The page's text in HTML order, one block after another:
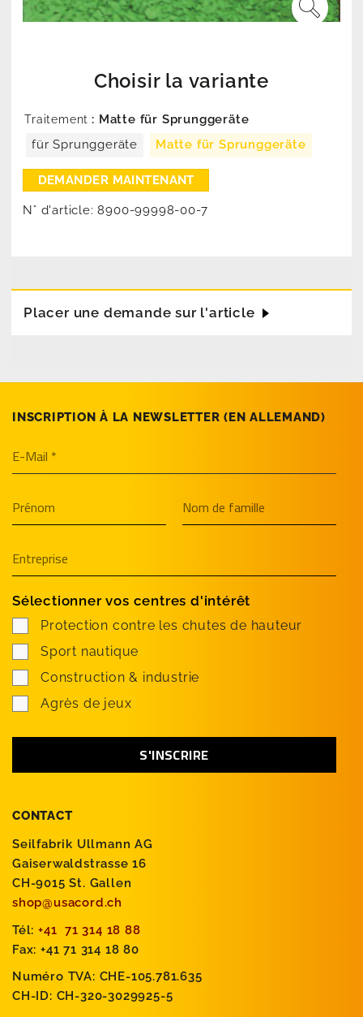
Choisir la variante
Traitement : Matte für Sprunggeräte
für Sprunggeräte
Matte für Sprunggeräte
N° d'article:8900-99998-00-7
Placer une demande sur l'article
CONTACT
Seilfabrik Ullmann AG
Gaiserwaldstrasse 16
CH-9015 St. Gallen
shop@usacord.ch
Tél: +41 71 314 18 88
Fax: +41 71 314 18 80
Numéro TVA: CHE-105.781.635
CH-ID: CH-320-3029925-5
INSCRIPTION À LA NEWSLETTER (EN­ ALLEMAND)
Sélectionner vos centres d'intérêt
Protection contre les chutes de hauteur
Sport nautique
Construction & industrie
Agrès de jeux